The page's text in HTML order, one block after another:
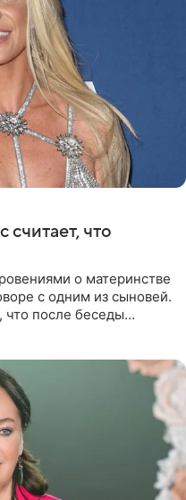
что
о материнстве
с одним из сыновей.
что после беседы